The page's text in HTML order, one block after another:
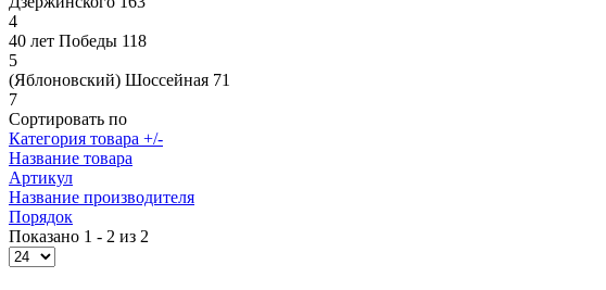
4
40 лет Победы 118
5
(Яблоновский) Шоссейная 71
7
Сортировать по
Категория товара +/-
Название товара
Артикул
Название производителя
Порядок
Показано 1 - 2 из 2